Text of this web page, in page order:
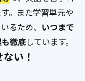
。また学習単元や
るため、 いつまで
徹底しています。
い！